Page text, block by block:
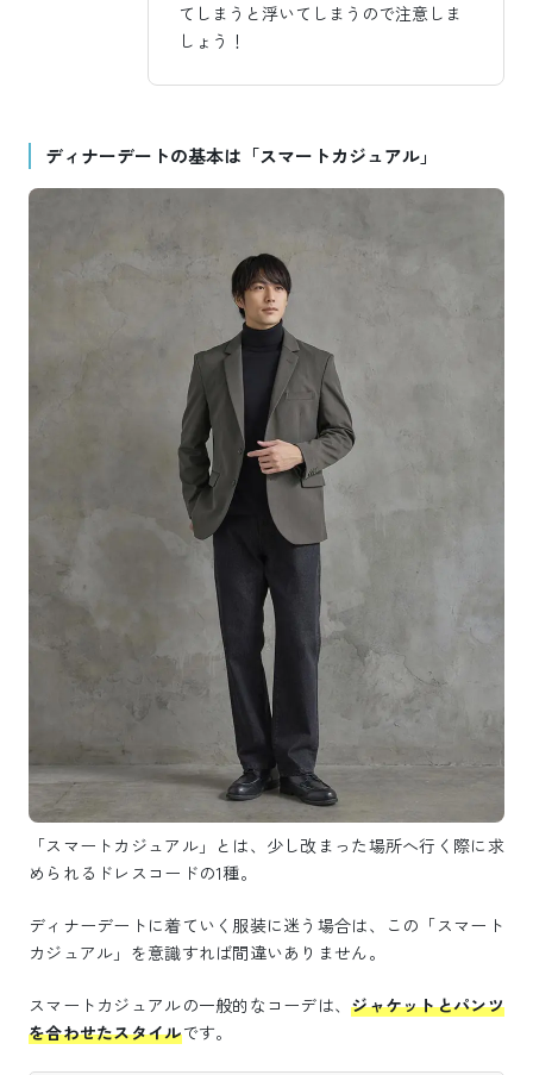
てしまうと浮いてしまうので注意しま
しょう！
ディナーデートの基本は「スマートカジュアル」
「スマートカジュアル」とは、少し改まった場所へ行く際に求
められるドレスコードの1種。
ディナーデートに着ていく服装に迷う場合は、この「スマート
カジュアル」を意識すれば間違いありません。
スマートカジュアルの一般的なコーデは、ジャケットとパンツ
を合わせたスタイルです。